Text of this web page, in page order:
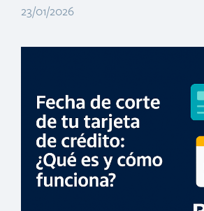
23/01/2026
inflacionaria